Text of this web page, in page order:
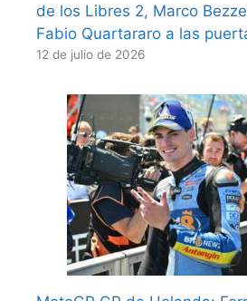
de los Libres 2, Marco
Fabio Quartararo a las
12 de julio de 2026